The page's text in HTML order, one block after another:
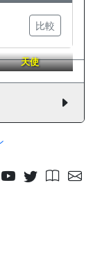
比較
天使